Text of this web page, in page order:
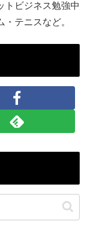
トビジネス勉強中
テニスなど。